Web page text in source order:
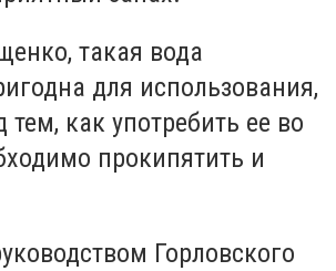
такая вода
для использования,
тем, как употребить ее во
прокипятить и
Горловского